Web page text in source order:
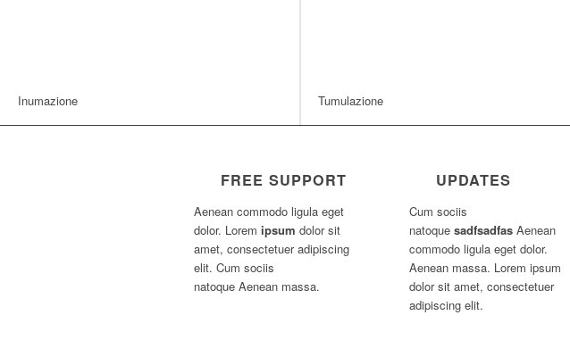
Inumazione Tumulazione
FREE SUPPORT
Aenean commodo ligula eget
dolor. Lorem ipsum dolor sit
amet, consectetuer adipiscing
elit. Cum sociis
natoque Aenean massa.
UPDATES
Cum sociis
natoquesadfsadfasAenean
commodo ligula eget dolor.
Aenean massa. Lorem ipsum
dolor sit amet, consectetuer
adipiscing elit.